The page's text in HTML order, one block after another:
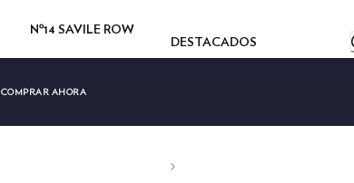
Nº14 SAVILE ROW
DESTACADOS
COMPRAR AHORA